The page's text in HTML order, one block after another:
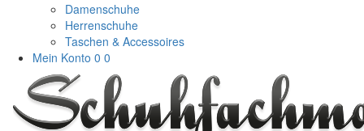
Damenschuhe
Herrenschuhe
Taschen & Accessoires
Mein Konto 0 0